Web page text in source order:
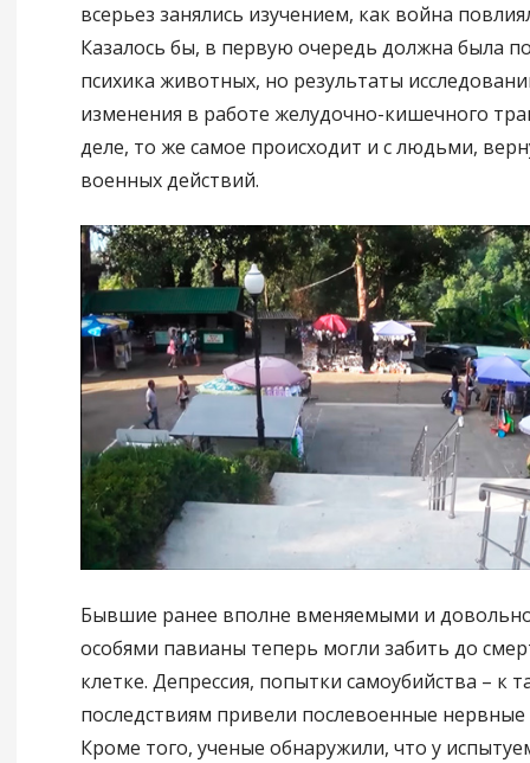
всерьез занялись изучением, как война
Казалось бы, в первую очередь должна была
психика животных, но результаты
изменения в работе желудочно-кишечного
деле, то же самое происходит и с людьми,
военных действий.
Бывшие ранее вполне вменяемыми и
особями павианы теперь могли забить до
клетке. Депрессия, попытки самоубийства – к
последствиям привели послевоенные нервные
Кроме того, ученые обнаружили, что у